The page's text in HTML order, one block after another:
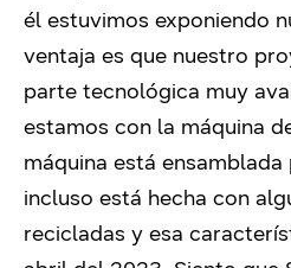
él estuvimos exponiendo
ventaja es que nuestro
parte tecnológica muy
estamos con la máquina
máquina está
incluso está hecha con
recicladas y esa